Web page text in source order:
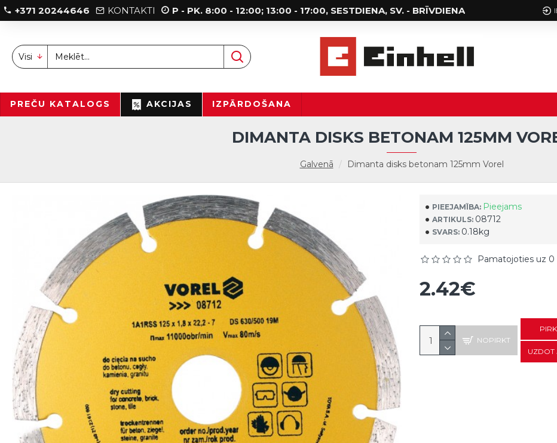
+371 20244646 KONTAKTI P - PK. 8:00 - 12:00; 13:00 - 17:00, SESTDIENA, SV. - BRĪVDIENA
Visi
PREČU KATALOGS AKCIJAS IZPĀRDOŠANA
Galvenā Dimanta disks betonam 125mm Vorel
DIMANTA DISKS BETONAM 125MM
PIEEJAMĪBA: Pieejams
ARTIKULS: 08712
SVARS: 0.18kg
Pamatojoties uz
2.42€
NOPIRKT
UZDOT